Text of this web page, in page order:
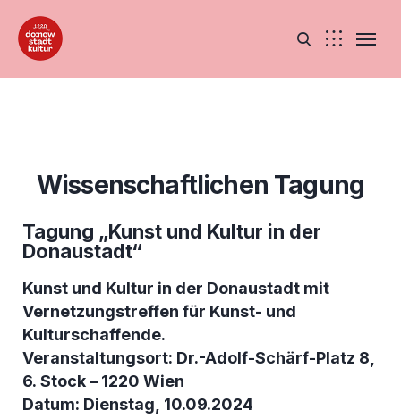
Wissenschaftlichen Tagung
Tagung „Kunst und Kultur in der
Donaustadt“
Kunst und Kultur in der Donaustadt mit
Vernetzungstreffen für Kunst- und
Kulturschaffende.
Veranstaltungsort: Dr.-Adolf-Schärf-Platz 8,
6. Stock – 1220 Wien
Datum: Dienstag, 10.09.2024